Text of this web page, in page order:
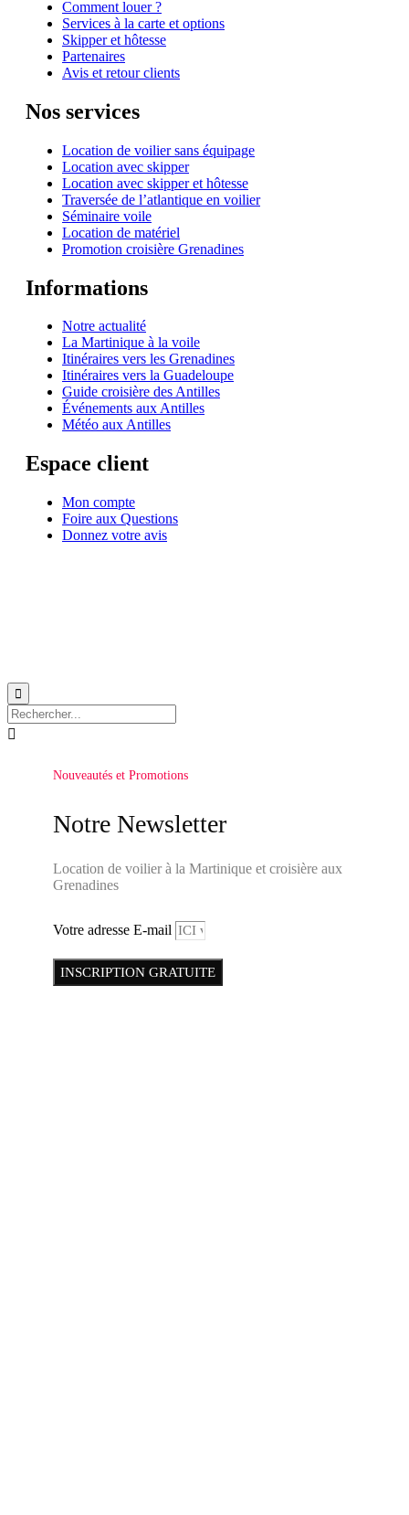
Comment louer ?
Services à la carte et options
Skipper et hôtesse
Partenaires
Avis et retour clients
Nos services
Location de voilier sans équipage
Location avec skipper
Location avec skipper et hôtesse
Traversée de l’atlantique en voilier
Séminaire voile
Location de matériel
Promotion croisière Grenadines
Informations
Notre actualité
La Martinique à la voile
Itinéraires vers les Grenadines
Itinéraires vers la Guadeloupe
Guide croisière des Antilles
Événements aux Antilles
Météo aux Antilles
Espace client
Mon compte
Foire aux Questions
Donnez votre avis


Nouveautés et Promotions
Notre Newsletter
Location de voilier à la Martinique et croisière aux
Grenadines
Votre adresse E-mail
INSCRIPTION GRATUITE